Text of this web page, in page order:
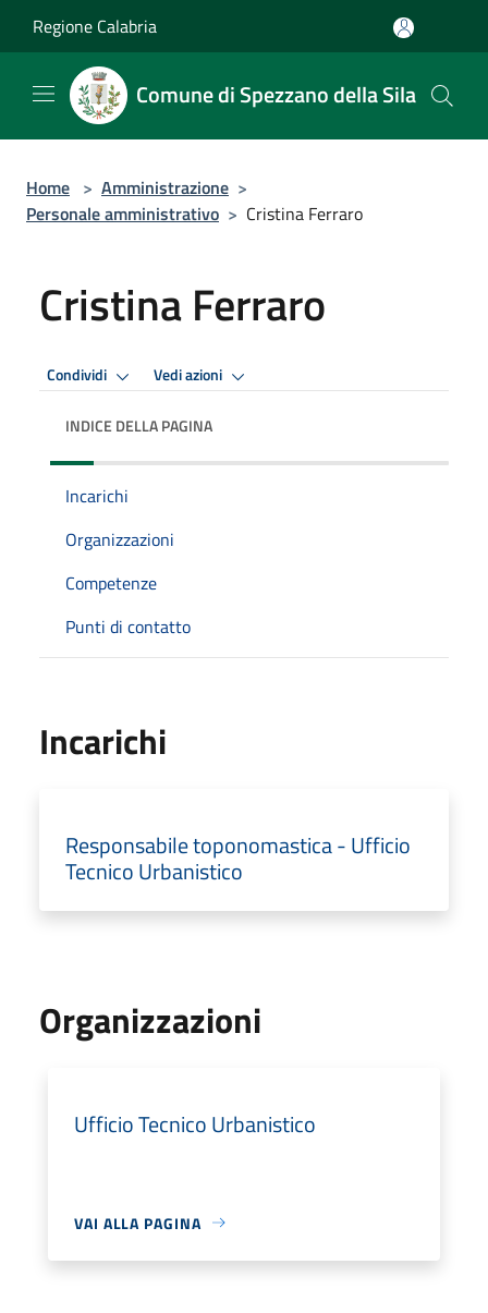
Regione Calabria
Comune di Spezzano della Sila
Home > Amministrazione >
Personale amministrativo > Cristina Ferraro
Cristina Ferraro
Condividi Vedi azioni
INDICE DELLA PAGINA
Incarichi
Organizzazioni
Competenze
Punti di contatto
Incarichi
Responsabile toponomastica - Ufficio
Tecnico Urbanistico
Organizzazioni
Ufficio Tecnico Urbanistico
VAI ALLA PAGINA